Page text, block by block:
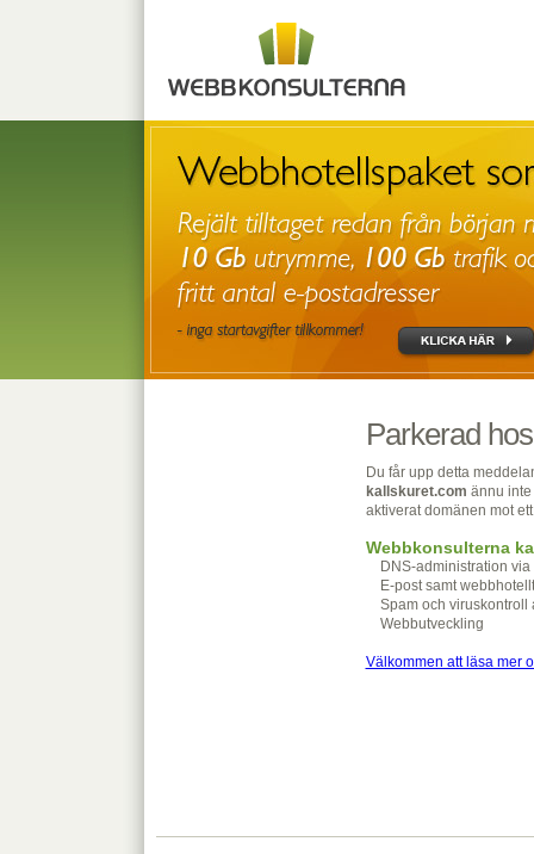
Parkerad
Du får upp detta
kallskuret.com ännu
aktiverat domänen mot
Webbkonsulterna
DNS-administration
E-post samt
Spam och viruskontroll
Webbutveckling
Välkommen att läsa mer